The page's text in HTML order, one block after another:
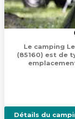
Le camping
(85160) est de
Détails du